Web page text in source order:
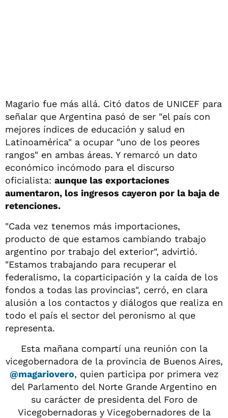
Magario fue más allá. Citó datos de UNICEF para
señalar que Argentina pasó de ser "el país con
mejores índices de educación y salud en
Latinoamérica" a ocupar "uno de los peores
rangos" en ambas áreas. Y remarcó un dato
económico incómodo para el discurso
oficialista: aunque las exportaciones
aumentaron, los ingresos cayeron por la baja de
retenciones.
"Cada vez tenemos más importaciones,
producto de que estamos cambiando trabajo
argentino por trabajo del exterior", advirtió.
"Estamos trabajando para recuperar el
federalismo, la coparticipación y la caída de los
fondos a todas las provincias", cerró, en clara
alusión a los contactos y diálogos que realiza en
todo el país el sector del peronismo al que
representa.
Esta mañana compartí una reunión con la
vicegobernadora de la provincia de Buenos Aires,
@magariovero, quien participa por primera vez
del Parlamento del Norte Grande Argentino en
su carácter de presidenta del Foro de
Vicegobernadoras y Vicegobernadores de la